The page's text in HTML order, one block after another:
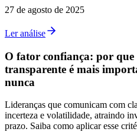
27 de agosto de 2025
Ler análise
O fator confiança: por que
transparente é mais
nunca
Lideranças que comunicam com
incerteza e volatilidade, atraindo
prazo. Saiba como aplicar esse